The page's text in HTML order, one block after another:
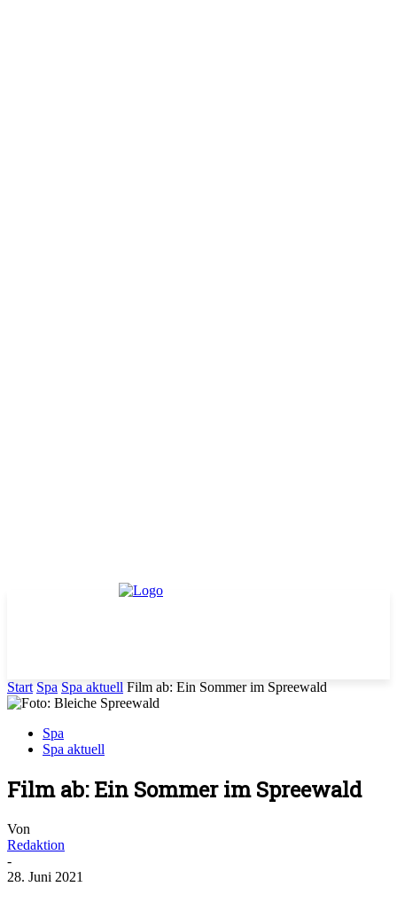
Start Spa Spa aktuell Film ab: Ein Sommer im Spreewald
Spa
Spa aktuell
Film ab: Ein Sommer im Spreewald
Von
Redaktion
-
28. Juni 2021